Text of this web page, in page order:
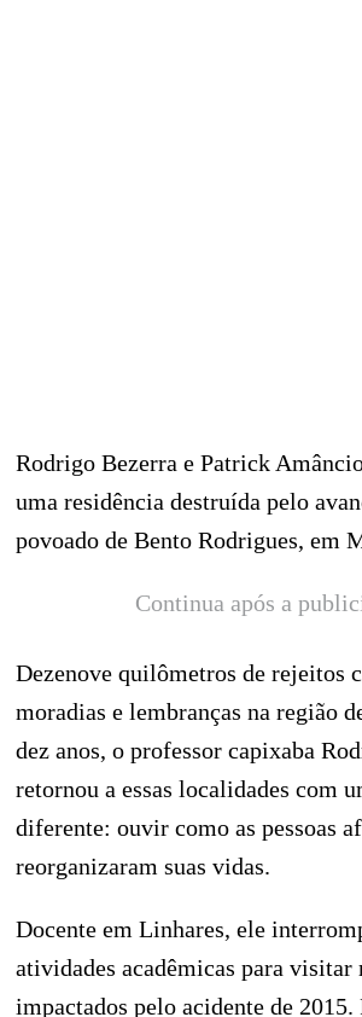
Rodrigo Bezerra e Patrick
uma residência destruída pelo
povoado de Bento Rodrigues, em
Continua após a
Dezenove quilômetros de rejeitos
moradias e lembranças na região
dez anos, o professor capixaba
retornou a essas localidades com
diferente: ouvir como as pessoas
reorganizaram suas vidas.
Docente em Linhares, ele
atividades acadêmicas para
impactados pelo acidente de 2015.